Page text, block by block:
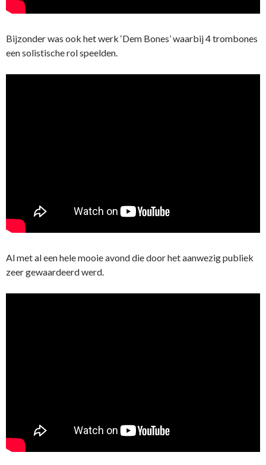
Bijzonder was ook het werk ‘Dem Bones’ waarbij 4 trombones
een solistische rol speelden.
Al met al een hele mooie avond die door het aanwezig publiek
zeer gewaardeerd werd.